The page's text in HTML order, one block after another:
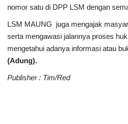
nomor satu di DPP LSM dengan
LSM MAUNG juga mengajak
serta mengawasi jalannya proses
mengetahui adanya informasi atau
(Adung).
Publisher : Tim/Red